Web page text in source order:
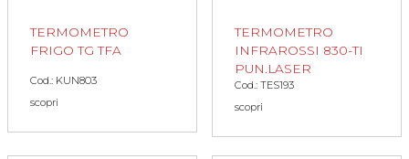
TERMOMETRO
FRIGO TG TFA
Cod.: KUN803
scopri
TERMOMETRO
INFRAROSSI 830-TI
PUN.LASER
Cod.: TES193
scopri